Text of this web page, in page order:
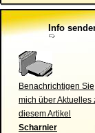
Info
Benachrichtigen Sie
mich über Aktuelles
diesem Artikel
Scharnier